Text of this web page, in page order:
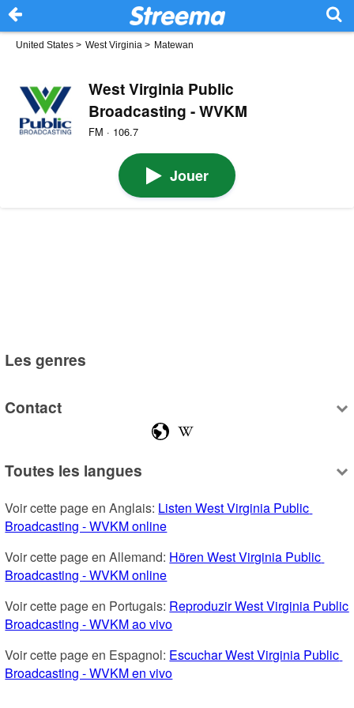
United States > West Virginia > Matewan
West Virginia Public
Broadcasting - WVKM
FM · 106.7
Jouer
Les genres
Contact
Toutes les langues
Voir cette page en Anglais: Listen West Virginia Public
Broadcasting - WVKM online
Voir cette page en Allemand: Hören West Virginia Public
Broadcasting - WVKM online
Voir cette page en Portugais: Reproduzir West Virginia Public
Broadcasting - WVKM ao vivo
Voir cette page en Espagnol: Escuchar West Virginia Public
Broadcasting - WVKM en vivo